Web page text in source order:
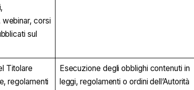
webinar, corsi
sul
Titolare
regolamenti
Esecuzione degli obblighi contenuti in
leggi, regolamenti o ordini dell’Autorità